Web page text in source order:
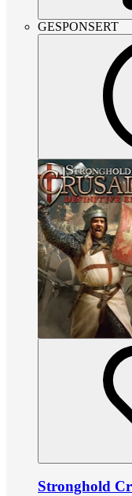
GESPONSERT
Stronghold